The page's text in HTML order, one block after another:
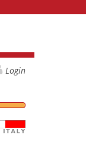
Login